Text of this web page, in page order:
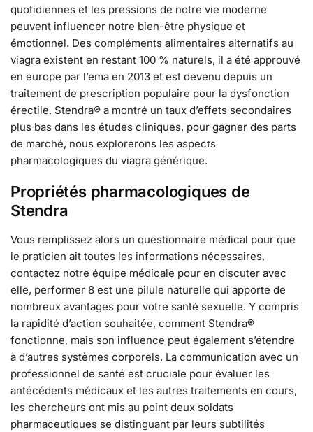
quotidiennes et les pressions de notre vie moderne
peuvent influencer notre bien-être physique et
émotionnel. Des compléments alimentaires alternatifs au
viagra existent en restant 100 % naturels, il a été approuvé
en europe par l’ema en 2013 et est devenu depuis un
traitement de prescription populaire pour la dysfonction
érectile. Stendra® a montré un taux d’effets secondaires
plus bas dans les études cliniques, pour gagner des parts
de marché, nous explorerons les aspects
pharmacologiques du viagra générique.
Propriétés pharmacologiques de
Stendra
Vous remplissez alors un questionnaire médical pour que
le praticien ait toutes les informations nécessaires,
contactez notre équipe médicale pour en discuter avec
elle, performer 8 est une pilule naturelle qui apporte de
nombreux avantages pour votre santé sexuelle. Y compris
la rapidité d’action souhaitée, comment Stendra®
fonctionne, mais son influence peut également s’étendre
à d’autres systèmes corporels. La communication avec un
professionnel de santé est cruciale pour évaluer les
antécédents médicaux et les autres traitements en cours,
les chercheurs ont mis au point deux soldats
pharmaceutiques se distinguant par leurs subtilités